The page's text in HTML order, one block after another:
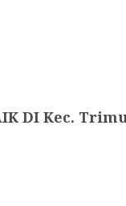
DI Kec.